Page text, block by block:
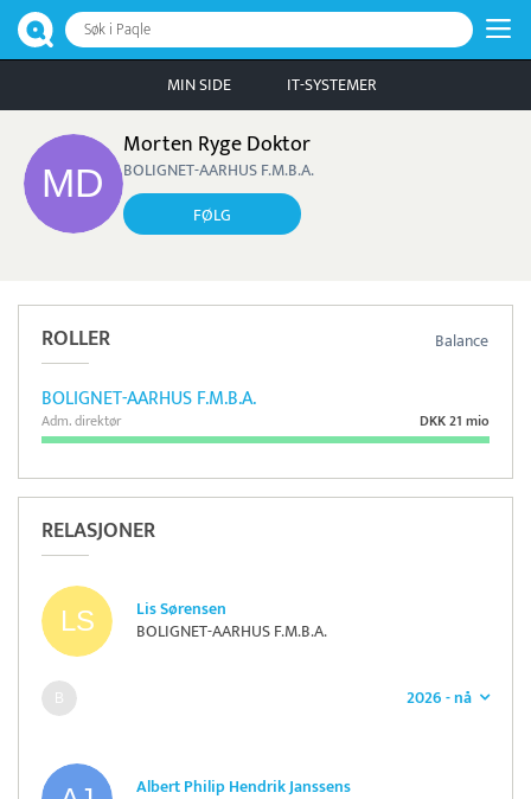
Søk i Paqle
MIN SIDE IT-SYSTEMER
Morten Ryge Doktor
BOLIGNET-AARHUS F.M.B.A.
FØLG
Balance
ROLLER
BOLIGNET-AARHUS F.M.B.A.
DKK 21 mio
Adm. direktør
RELASJONER
Lis Sørensen
BOLIGNET-AARHUS F.M.B.A.
2026 - nå
Albert Philip Hendrik Janssens